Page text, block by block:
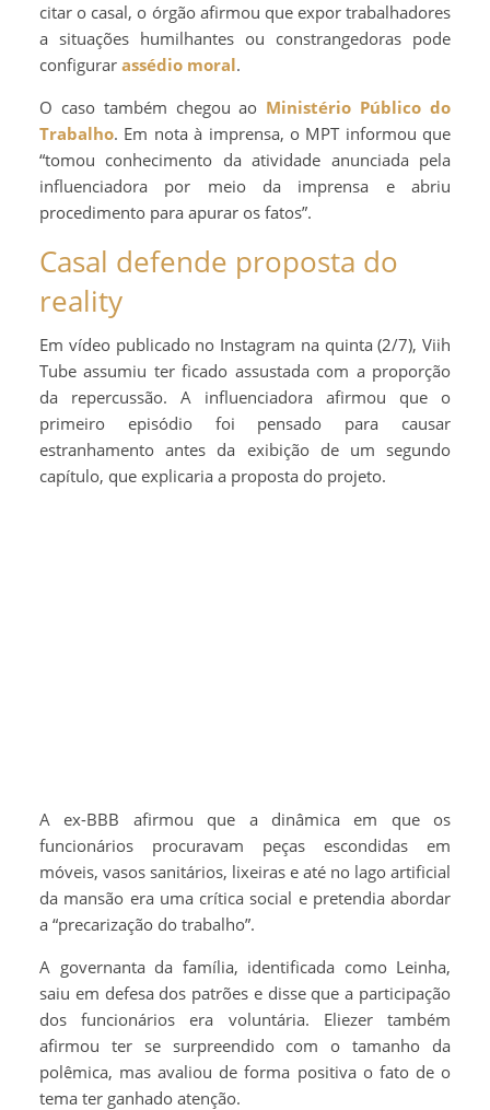
citar o casal, o órgão afirmou que expor trabalhadores
a situações humilhantes ou constrangedoras pode
configurar assédio moral.
O caso também chegou ao Ministério Público do
Trabalho. Em nota à imprensa, o MPT informou que
“tomou conhecimento da atividade anunciada pela
influenciadora por meio da imprensa e abriu
procedimento para apurar os fatos”.
Casal defende proposta do
reality
Em vídeo publicado no Instagram na quinta (2/7), Viih
Tube assumiu ter ficado assustada com a proporção
da repercussão. A influenciadora afirmou que o
primeiro episódio foi pensado para causar
estranhamento antes da exibição de um segundo
capítulo, que explicaria a proposta do projeto.
A ex-BBB afirmou que a dinâmica em que os
funcionários procuravam peças escondidas em
móveis, vasos sanitários, lixeiras e até no lago artificial
da mansão era uma crítica social e pretendia abordar
a “precarização do trabalho”.
A governanta da família, identificada como Leinha,
saiu em defesa dos patrões e disse que a participação
dos funcionários era voluntária. Eliezer também
afirmou ter se surpreendido com o tamanho da
polêmica, mas avaliou de forma positiva o fato de o
tema ter ganhado atenção.